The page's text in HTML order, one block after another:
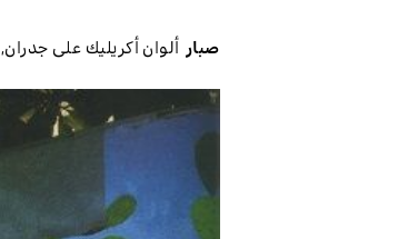
صبارألوان أكريليك على جدران,